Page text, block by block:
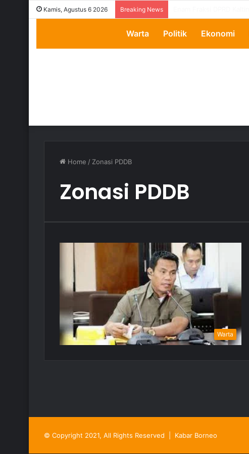
Kamis, Agustus 6 2026 Breaking News
Warta Politik Ekonomi
Home / Zonasi PDDB
Zonasi PDDB
Warta
© Copyright 2021, All Rights Reserved | Kabar Borneo